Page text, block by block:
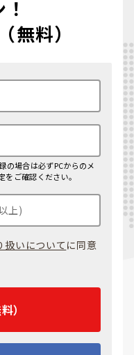
無料）
の場合は必ずPCからのメ
ご確認ください。
扱いについてに同意
）